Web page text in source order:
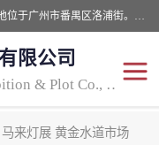
广州中际展览策划有限公司成立于2005年，注册地位于广州市番禺区洛浦街。经营范围包括会议及展览服务，大型活动组织策划服务，展台设计服务，广告业等；主要从事国外广告、标识、印花、LED、照明、光电、灯光、音响、视听、电子展览会等，展位预定-展品运输-签证-行程安排-补贴一站式服务。
限公司
Guangzhou CNIntl Exhibition & Plot Co., Ltd.
马来灯展 黄金水道市场